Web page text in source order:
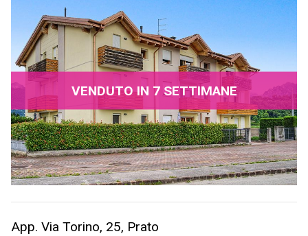
VENDUTO IN 7 SETTIMANE
App. Via Torino, 25, Prato